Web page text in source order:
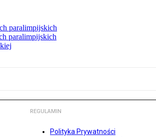
paralimpijskich
paralimpijskich
REGULAMIN
Polityka Prywatności